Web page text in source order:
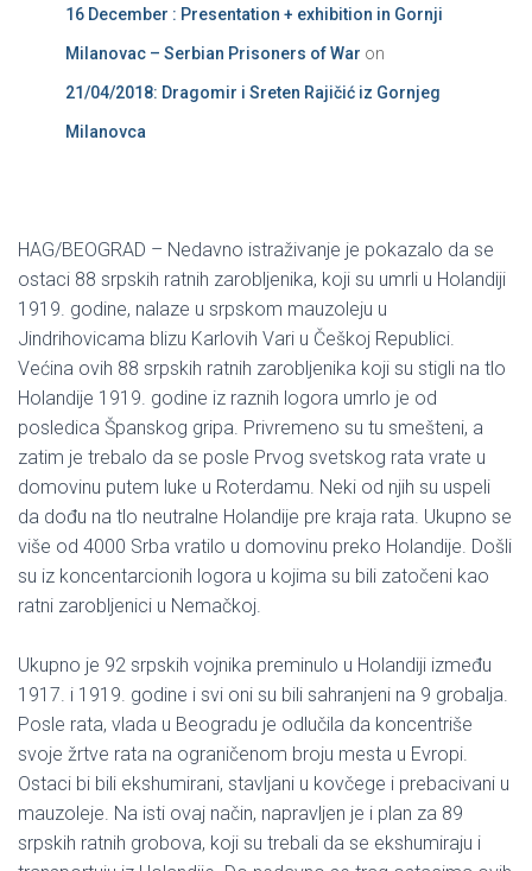
16 December : Presentation + exhibition in Gornji
Milanovac – Serbian Prisoners of War on
21/04/2018: Dragomir i Sreten Rajičić iz Gornjeg
Milanovca
HAG/BEOGRAD – Nedavno istraživanje je pokazalo da se
ostaci 88 srpskih ratnih zarobljenika, koji su umrli u Holandiji
1919. godine, nalaze u srpskom mauzoleju u
Jindrihovicama blizu Karlovih Vari u Češkoj Republici.
Većina ovih 88 srpskih ratnih zarobljenika koji su stigli na tlo
Holandije 1919. godine iz raznih logora umrlo je od
posledica Španskog gripa. Privremeno su tu smešteni, a
zatim je trebalo da se posle Prvog svetskog rata vrate u
domovinu putem luke u Roterdamu. Neki od njih su uspeli
da dođu na tlo neutralne Holandije pre kraja rata. Ukupno se
više od 4000 Srba vratilo u domovinu preko Holandije. Došli
su iz koncentarcionih logora u kojima su bili zatočeni kao
ratni zarobljenici u Nemačkoj.
Ukupno je 92 srpskih vojnika preminulo u Holandiji između
1917. i 1919. godine i svi oni su bili sahranjeni na 9 grobalja.
Posle rata, vlada u Beogradu je odlučila da koncentriše
svoje žrtve rata na ograničenom broju mesta u Evropi.
Ostaci bi bili ekshumirani, stavljani u kovčege i prebacivani u
mauzoleje. Na isti ovaj način, napravljen je i plan za 89
srpskih ratnih grobova, koji su trebali da se ekshumiraju i